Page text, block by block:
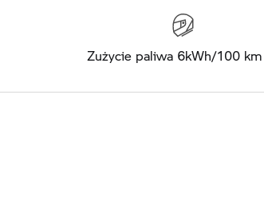
Zużycie paliwa 6kWh/100 km